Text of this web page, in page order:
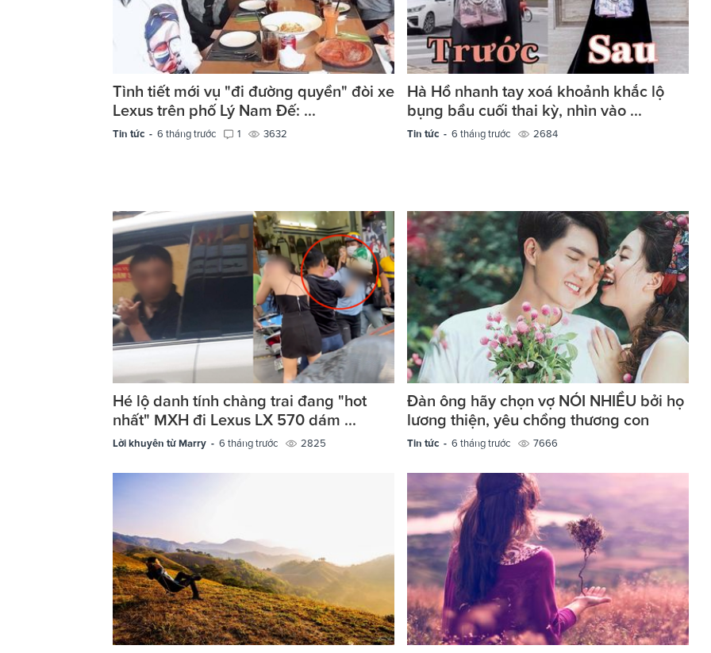
Tình tiết mới vụ "đi đường quyền" đòi xe
Lexus trên phố Lý Nam Đế: ...
Tin tức - 6 tháng trước 1 3632
Hà Hồ nhanh tay xoá khoảnh khắc lộ
bụng bầu cuối thai kỳ, nhìn vào ...
Tin tức - 6 tháng trước 2684
Hé lộ danh tính chàng trai đang "hot
nhất" MXH đi Lexus LX 570 dám ...
Lời khuyên từ Marry - 6 tháng trước 2825
Đàn ông hãy chọn vợ NÓI NHIỀU bởi họ
lương thiện, yêu chồng thương con
Tin tức - 6 tháng trước 7666